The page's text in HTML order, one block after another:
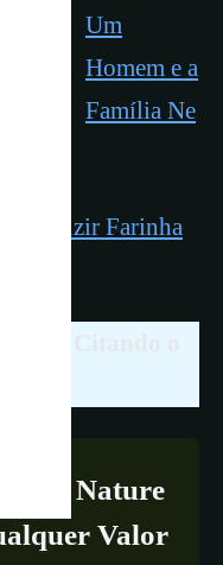
Um
Homem e a
Família Ne
Produzir Farinha
do Nature
Valor